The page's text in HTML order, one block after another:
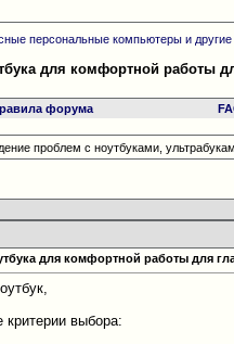
персональные компьютеры и другие
для комфортной работы
форума
проблем с ноутбуками,
для комфортной работы для
критерии выбора: